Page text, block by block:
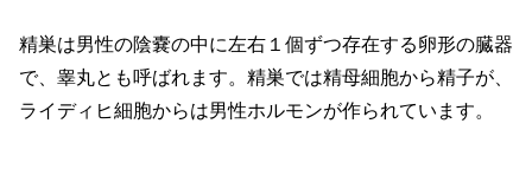
精巣は男性の陰嚢の中に左右１個ずつ存在する卵形の臓器
で、睾丸とも呼ばれます。精巣では精母細胞から精子が、
ライディヒ細胞からは男性ホルモンが作られています。